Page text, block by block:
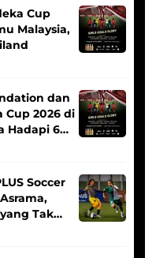
Cup
Malaysia,
dan
Cup 2026 di
Hadapi 6
Soccer
Tak